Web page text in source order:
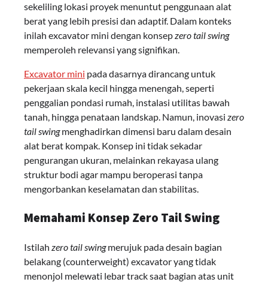
sekeliling lokasi proyek menuntut penggunaan alat
berat yang lebih presisi dan adaptif. Dalam konteks
inilah excavator mini dengan konsepzero tail swing
memperoleh relevansi yang signifikan.
Excavator mini pada dasarnya dirancang untuk
pekerjaan skala kecil hingga menengah, seperti
penggalian pondasi rumah, instalasi utilitas bawah
tanah, hingga penataan landskap. Namun, inovasi zero
tail swingmenghadirkan dimensi baru dalam desain
alat berat kompak. Konsep ini tidak sekadar
pengurangan ukuran, melainkan rekayasa ulang
struktur bodi agar mampu beroperasi tanpa
mengorbankan keselamatan dan stabilitas.
Memahami Konsep Zero Tail Swing
Istilah zero tail swingmerujuk pada desain bagian
belakang (counterweight) excavator yang tidak
menonjol melewati lebar track saat bagian atas unit